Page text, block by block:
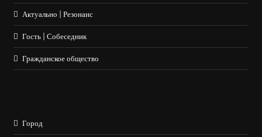
Актуально | Резонанс
Гость | Собеседник
Гражданское общество
Город